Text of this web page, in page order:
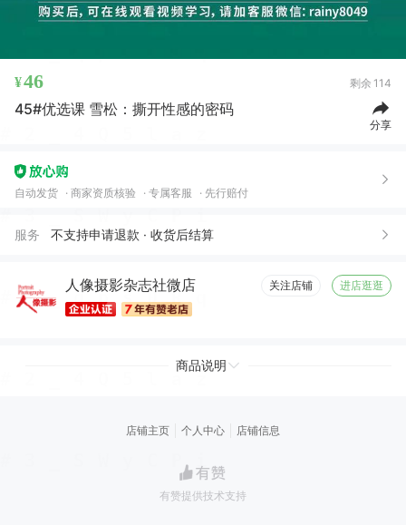
¥46 剩余 114
45#优选课 雪松：撕开性感的密码
分享
自动发货 商家资质核验 专属客服 先行赔付
服务 不支持申请退款 · 收货后结算
人像摄影杂志社微店 关注店铺 进店逛逛
商品说明
店铺主页 个人中心 店铺信息
有赞提供技术支持